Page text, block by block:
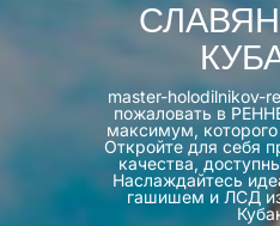
master-holodilnikov-
пожаловать в
максимум,
Откройте для себя
качества,
Наслаждайтесь
гашишем и ЛСД